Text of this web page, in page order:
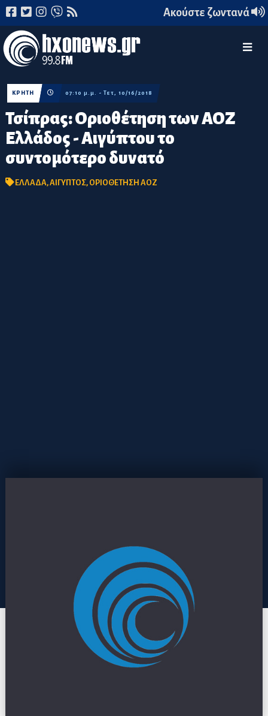
Ακούστε ζωντανά
Τσίπρας: Οριοθέτηση των ΑΟΖ
Ελλάδος - Αιγύπτου το
συντομότερο δυνατό
ΚΡΗΤΗ 07:10 μ.μ. - Τετ, 10/16/2018
ΕΛΛΑΔΑ,ΑΙΓΥΠΤΟΣ, ΟΡΙΟΘΕΤΗΣΗ ΑΟΖ